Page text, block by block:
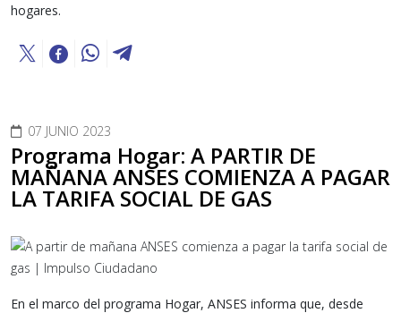
hogares.
07 JUNIO 2023
Programa Hogar: A PARTIR DE
MAÑANA ANSES COMIENZA A PAGAR
LA TARIFA SOCIAL DE GAS
En el marco del programa Hogar, ANSES informa que, desde